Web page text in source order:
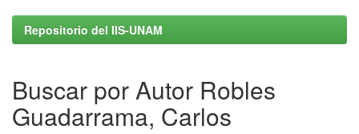
Repositorio del IIS-UNAM
Buscar por Autor Robles
Guadarrama, Carlos